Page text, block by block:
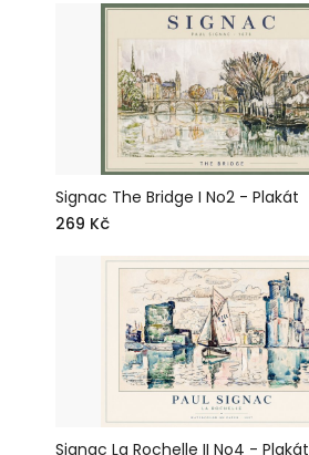
Signac The Bridge I No2 - Plakát
269 Kč
Signac La Rochelle II No4 - Plakát